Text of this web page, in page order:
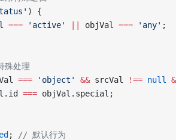
) {
=== 'active' objVal === 'any' ;
殊处理
=== 'object' && srcVal !== null
=== objVal.special;
;
// 默认行为